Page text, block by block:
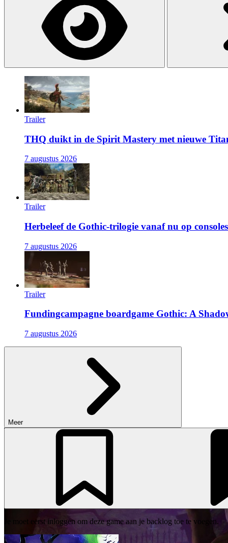
Trailer
THQ duikt in de Spirit Mastery met nieuwe
7 augustus 2026
Trailer
Herbeleef de Gothic-trilogie vanaf nu op consoles
7 augustus 2026
Trailer
Fundingcampagne boardgame Gothic: A
7 augustus 2026
Meer
Je moet eerst inloggen om deze game aan je backlog toe te voegen.